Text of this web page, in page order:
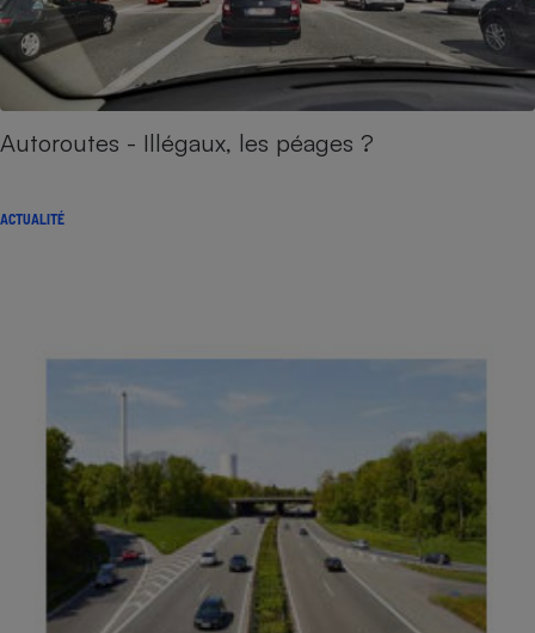
Autoroutes - Illégaux, les péages ?
ACTUALITÉ